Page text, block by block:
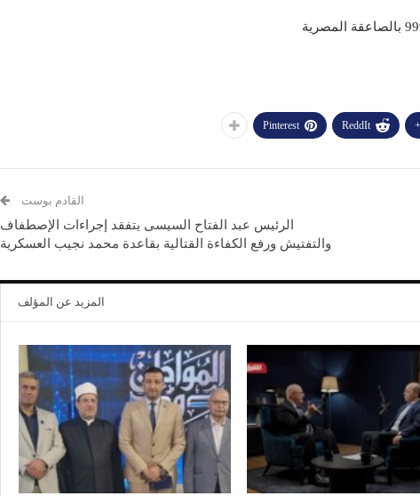
ReddIt
Pinterest
القادم بوست
الرئيس عبد الفتاح السيسى يتفقد إجراءات الإصطفاف
والتفتيش ورفع الكفاءة القتالية بقاعدة محمد نجيب العسكرية
المزيد عن المؤلف